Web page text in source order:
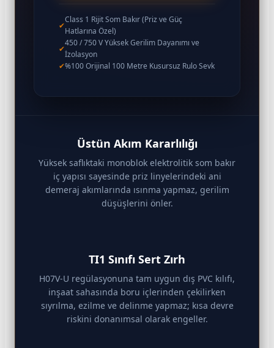
✔
Class 1 Rijit Som Bakır (Priz ve Güç
Hatlarına Özel)
✔
450 / 750 V Yüksek Gerilim Dayanımı ve
İzolasyon
✔%100 Orijinal 100 Metre Kusursuz Rulo Sevk
Üstün Akım Kararlılığı
Yüksek saflıktaki monoblok elektrolitik som bakır
iç yapısı sayesinde priz linyelerindeki ani
demeraj akımlarında ısınma yapmaz, gerilim
düşüşlerini önler.
TI1 Sınıfı Sert Zırh
H07V-U regülasyonuna tam uygun dış PVC kılıfı,
inşaat sahasında boru içlerinden çekilirken
sıyrılma, ezilme ve delinme yapmaz; kısa devre
riskini donanımsal olarak engeller.